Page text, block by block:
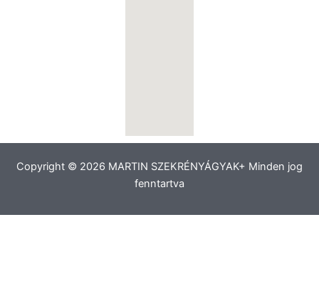
Copyright © 2026 MARTIN SZEKRÉNYÁGYAK+ Minden jog
fenntartva